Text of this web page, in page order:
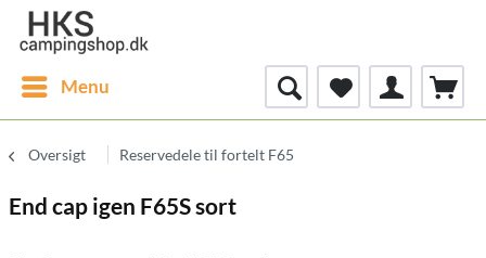
Menu
Oversigt Reservedele til fortelt F65
End cap igen F65S sort